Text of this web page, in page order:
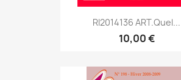
RI2014136 ART.Quel...
10,00 €